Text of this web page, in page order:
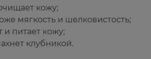
кожу;
мягкость и шелковистость;
и питает кожу;
клубникой.